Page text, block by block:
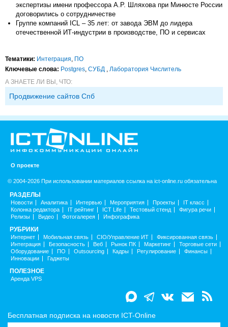
экспертизы имени профессора А.Р. Шляхова при Минюсте России
договорились о сотрудничестве
Группе компаний ICL – 35 лет: от завода ЭВМ до лидера
отечественной ИТ-индустрии в производстве, ПО и сервисах
Тематики: Интеграция, ПО
Ключевые слова: Postgres, СУБД , Лаборатория Числитель
А ЗНАЕТЕ ЛИ ВЫ, ЧТО:
Продвижение сайтов Спб
О проекте
© 2004-2026 При использовании материалов ссылка на ict-online.ru обязательна
РАЗДЕЛЫ
Новости Аналитика Интервью Мероприятия Проекты
IT класс
Колонка редактора
IT рейтинг ICT Life Тестовый стенд
Фигура речи
Релизы
Видео Фотогалерея Инфографика
РУБРИКИ
Интернет Мобильная связь CIO/Управление ИТ
Фиксированная связь
Интеграция
Безопасность Веб Рынок ПК Маркетинг
Торговые сети
Оборудование
ПО Outsourcing Кадры Регулирование
Финансы
Инновации
Гаджеты
ПОЛЕЗНОЕ
Аренда VPS
Бесплатная подписка на новости ICT-Online